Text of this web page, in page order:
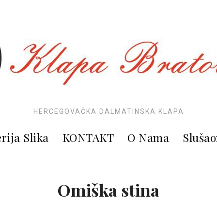
HERCEGOVAČKA DALMATINSKA KLAPA
Slika KONTAKT O Nama
Omiška stina